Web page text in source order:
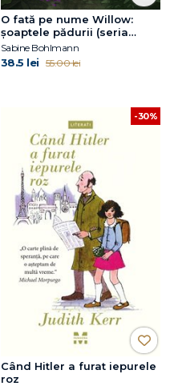
O fată pe nume Willow:
şoaptele pădurii (seria
Willow, vol. 2)
Sabine Bohlmann
38.5 lei 55.00 lei
-30%
Când Hitler a furat iepurele
roz